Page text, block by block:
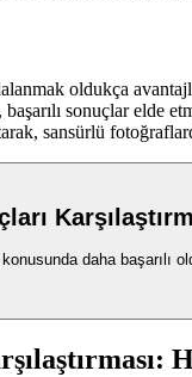
oldukça
sonuçlar elde
sansürlü
daha